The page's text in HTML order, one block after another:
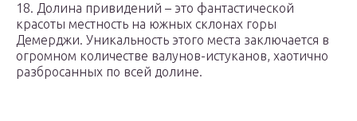
18. Долина привидений – это фантастической
красоты местность на южных склонах горы
Демерджи. Уникальность этого места заключается в
огромном количестве валунов-истуканов, хаотично
разбросанных по всей долине.